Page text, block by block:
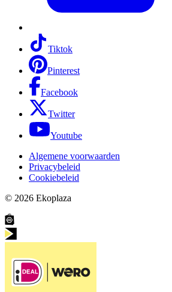
Tiktok
Pinterest
Facebook
Twitter
Youtube
Algemene voorwaarden
Privacybeleid
Cookiebeleid
© 2026 Ekoplaza